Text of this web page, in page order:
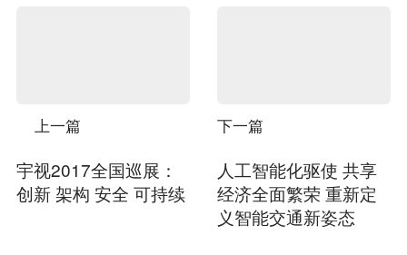
上一篇
宇视2017全国巡展：
创新 架构 安全 可持续
下一篇
人工智能化驱使 共享
经济全面繁荣 重新定
义智能交通新姿态